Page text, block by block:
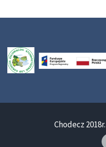
Chodecz 2018r.